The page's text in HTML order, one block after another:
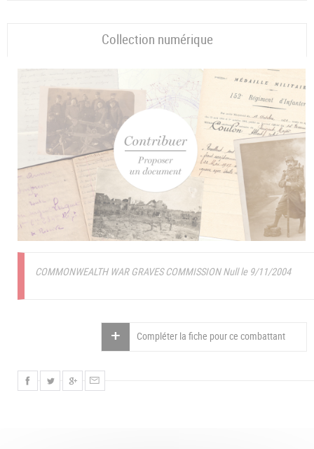
Collection numérique
COMMONWEALTH WAR GRAVES COMMISSION Null le 9/11/2004
Compléter la fiche pour ce combattant